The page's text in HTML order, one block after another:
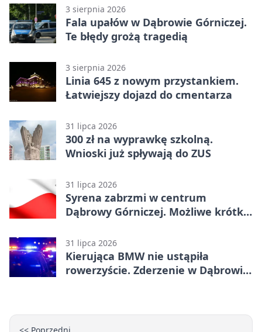
3 sierpnia 2026
Fala upałów w Dąbrowie Górniczej.
Te błędy grożą tragedią
3 sierpnia 2026
Linia 645 z nowym przystankiem.
Łatwiejszy dojazd do cmentarza
31 lipca 2026
300 zł na wyprawkę szkolną.
Wnioski już spływają do ZUS
31 lipca 2026
Syrena zabrzmi w centrum
Dąbrowy Górniczej. Możliwe krótkie
31 lipca 2026
Kierująca BMW nie ustąpiła
rowerzyście. Zderzenie w Dąbrowie